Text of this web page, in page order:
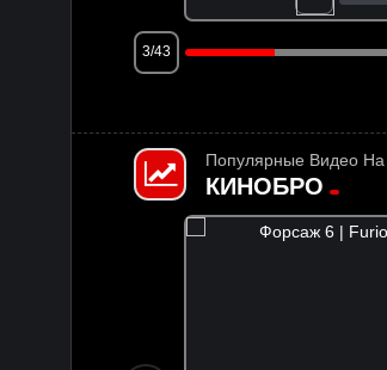
3/43
Популярные Видео На
КИНОБРО